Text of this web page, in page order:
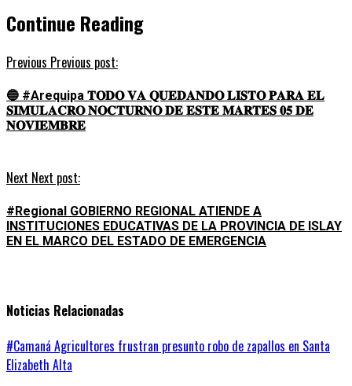
Continue Reading
Previous Previous post:
🔵 #Arequipa 𝐓𝐎𝐃𝐎 𝐕𝐀 𝐐𝐔𝐄𝐃𝐀𝐍𝐃𝐎 𝐋𝐈𝐒𝐓𝐎 𝐏𝐀𝐑𝐀 𝐄𝐋
𝐒𝐈𝐌𝐔𝐋𝐀𝐂𝐑𝐎 𝐍𝐎𝐂𝐓𝐔𝐑𝐍𝐎 𝐃𝐄 𝐄𝐒𝐓𝐄 𝐌𝐀𝐑𝐓𝐄𝐒 𝟎𝟓 𝐃𝐄
𝐍𝐎𝐕𝐈𝐄𝐌𝐁𝐑𝐄
Next Next post:
#Regional GOBIERNO REGIONAL ATIENDE A
INSTITUCIONES EDUCATIVAS DE LA PROVINCIA DE ISLAY
EN EL MARCO DEL ESTADO DE EMERGENCIA
Noticias Relacionadas
#Camaná Agricultores frustran presunto robo de zapallos en Santa
Elizabeth Alta